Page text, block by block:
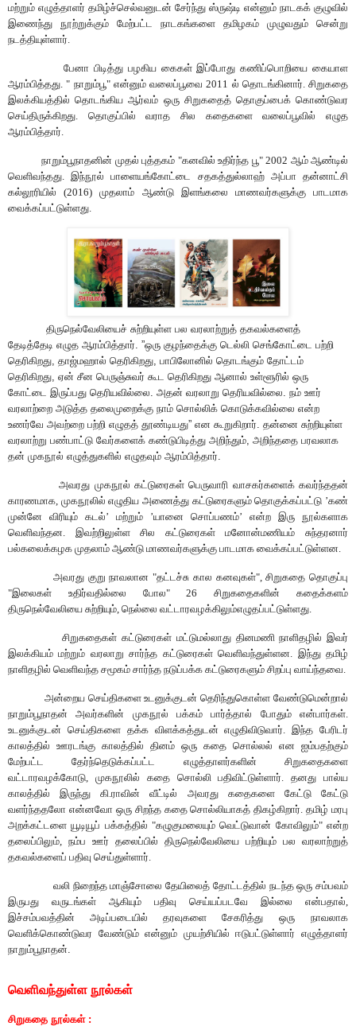
மற்றும் எழுத்தாளர் தமிழ்ச்செல்வனுடன் சேர்ந்து ஸ்ருஷ்டி என்னும் நாடகக் குழுவில்
இணைந்து நூற்றுக்கும் மேற்பட்ட நாடகங்களை தமிழகம் முழுவதும் சென்று
நடத்தியுள்ளார்.
பேனா பிடித்து பழகிய கைகள் இப்போது கணிப்பொறியை கையாள
ஆரம்பித்தது. " நாறும்பூ" என்னும் வலைப்பூவை 2011 ல் தொடங்கினார். சிறுகதை
இலக்கியத்தில் தொடங்கிய ஆர்வம் ஒரு சிறுகதைத் தொகுப்பைக் கொண்டுவர
செய்திருக்கிறது. தொகுப்பில் வராத சில கதைகளை வலைப்பூவில் எழுத
ஆரம்பித்தார்.
நாறும்பூநாதனின் முதல் புத்தகம் "கனவில் உதிர்ந்த பூ" 2002 ஆம் ஆண்டில்
வெளிவந்தது.இந்நூல்பாளையங்கோட்டை சதகத்துல்லாஹ் அப்பா தன்னாட்சி
கல்லூரியில் (2016) முதலாம் ஆண்டு இளங்கலை மாணவர்களுக்கு பாடமாக
வைக்கப்பட்டுள்ளது.
திருநெல்வேலியைச் சுற்றியுள்ள பல வரலாற்றுத் தகவல்களைத்
தேடித்தேடி எழுத ஆரம்பித்தார். ”ஒரு குழந்தைக்கு டெல்லி செங்கோட்டை பற்றி
தெரிகிறது, தாஜ்மஹால் தெரிகிறது, பாபிலோனில் தொடங்கும் தோட்டம்
தெரிகிறது, ஏன் சீன பெருஞ்சுவர் கூட தெரிகிறது ஆனால் உள்ளூரில் ஒரு
கோட்டை இருப்பது தெரியவில்லை. அதன் வரலாறு தெரியவில்லை. நம் ஊர்
வரலாற்றை அடுத்த தலைமுறைக்கு நாம் சொல்லிக் கொடுக்கவில்லை என்ற
உணர்வே அவற்றை பற்றி எழுதத் தூண்டியது” என கூறுகிறார். தன்னை சுற்றியுள்ள
வரலாற்று பண்பாட்டு வேர்களைக் கண்டுபிடித்து அறிந்தும், அறிந்ததை பரவலாக
தன் முகநூல் எழுத்துகளில் எழுதவும் ஆரம்பித்தார்.
அவரது முகநூல் கட்டுரைகள் பெருவாரி வாசகர்களைக்கவர்ந்ததன்
காரணமாக, முகநூலில் எழுதிய அணைத்து கட்டுரைகளும் தொகுக்கப்பட்டு ’கண்
முன்னே விரியும் கடல்’ மற்றும் ’யானை சொப்பணம்’ என்ற இரு நூல்களாக
வெளிவந்தன. இவற்றிலுள்ளசில கட்டுரைகள் மனோன்மணியம் சுந்தரனார்
பல்கலைக்கழக முதலாம் ஆண்டு மாணவர்களுக்கு பாடமாக வைக்கப்பட்டுள்ளன.
அவரது குறு நாவலான "தட்டச்சு கால கனவுகள்",சிறுகதை தொகுப்பு
"இலைகள் உதிர்வதில்லை போல" 26 சிறுகதைகளின் கதைக்களம்
திருநெல்வேலியை சுற்றியும், நெல்லை வட்டாரவழக்கிலும்எழுதப்பட்டுள்ளது.
சிறுகதைகள் கட்டுரைகள் மட்டுமல்லாது தினமணி நாளிதழில் இவர்
இலக்கியம் மற்றும் வரலாறு சார்ந்த கட்டுரைகள் வெளிவந்துள்ளன . இந்து தமிழ்
நாளிதழில் வெளிவந்த சமூகம் சார்ந்த நடுப்பக்க கட்டுரைகளும் சிறப்பு வாய்ந்தவை
அன்றைய செய்திகளை உடனுக்குடன் தெரிந்துகொள்ள வேண்டுமென்றால்
நாறும்பூநாதன் அவர்களின் முகநூல் பக்கம் பார்த்தால் போதும் என்பார்கள்.
உடனுக்குடன் செய்திகளை தக்க விளக்கத்துடன் எழுதிவிடுவார். இந்த பேரிடர்
காலத்தில் ஊரடங்கு காலத்தில் தினம் ஒரு கதை சொல்லல் என ஐம்பதற்கும்
மேற்பட்ட தேர்ந்தெடுக்கப்பட்ட எழுத்தாளர்களின் சிறுகதைகளை
வட்டாரவழக்கோடு, முகநூலில் கதை சொல்லி பதிவிட்டுள்ளார். தனது பால்ய
காலத்தில் இருந்துகி .ராவின் வீட்டில் அவரது கதைகளை கேட்டு கேட்டு
வளர்ந்ததலோ என்னவோ ஒரு சிறந்த கதை சொல்லியாகத்திகழ்கிறார். தமிழ் மரபு
அறக்கட்டளை யூடியூப் பக்கத்தில் "கழுகுமலையும் வெட்டுவான் கோவிலும்" என்ற
தலைப்பிலும், நம்ப ஊர் தலைப்பில் திருநெல்வேலியை பற்றியும் பல வரலாற்றுத்
தகவல்களைப் பதிவு செய்துள்ளார்.
வலி நிறைந்த மாஞ்சோலைதேயிலைத் தோட்டத்தில் நடந்த ஒரு சம்பவம்
இருபது வருடங்கள் ஆகியும் பதிவு செய்யப்படவே இல்லை என்பதால்,
இச்சம்பவத்தின் அடிப்படையில் தரவுகளை சேகரித்து ஒரு நாவலாக
வெளிக்கொண்டுவர வேண்டும் என்னும் முயற்சியில் ஈடுபட்டுள்ளார் எழுத்தாளர்
நாறும்பூநாதன்.
வெளிவந்துள்ள நூல்கள்
சிறுகதை நூல்கள் :